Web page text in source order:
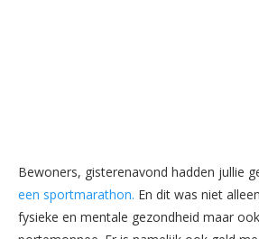
Bewoners, gisterenavond hadden jullie
een sportmarathon. En dit was niet
fysieke en mentale gezondheid maar